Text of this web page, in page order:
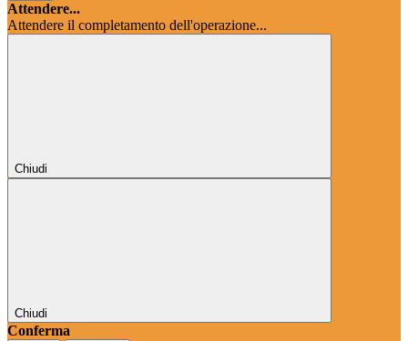
Attendere...
Attendere il completamento dell'operazione...
Chiudi
Chiudi
Conferma